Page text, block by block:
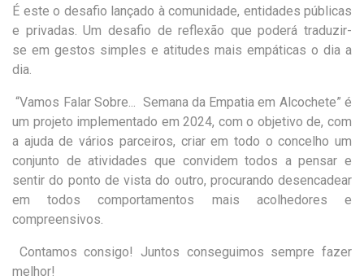
É este o desafio lançado à comunidade, entidades públicas
e privadas. Um desafio de reflexão que poderá traduzir-
se em gestos simples e atitudes mais empáticas o dia a
dia
“Vamos Falar Sobre... Semana da Empatia em Alcochete” é
um projeto implementado em 2024, com o objetivo de, com
a ajuda de vários parceiros, criar em todo o concelho um
conjunto de atividades que convidem todos a pensar e
sentir do ponto de vista do outro, procurando desencadear
em todos comportamentos mais
acolhedores
e
compreensivos.
Contamos consigo! Juntos conseguimos sempre fazer
melhor!